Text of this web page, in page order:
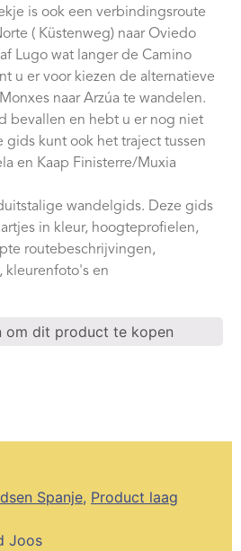
is ook een verbindingsroute
( Küstenweg) naar Oviedo
Lugo wat langer de Camino
u er voor kiezen de alternatieve
naar Arzúa te wandelen.
bevallen en hebt u er nog niet
gids kunt ook het traject tussen
en Kaap Finisterre/Muxia
wandelgids. Deze gids
in kleur, hoogteprofielen,
routebeschrijvingen,
kleurenfoto's en
om dit product te kopen
Spanje, Product laag
Joos